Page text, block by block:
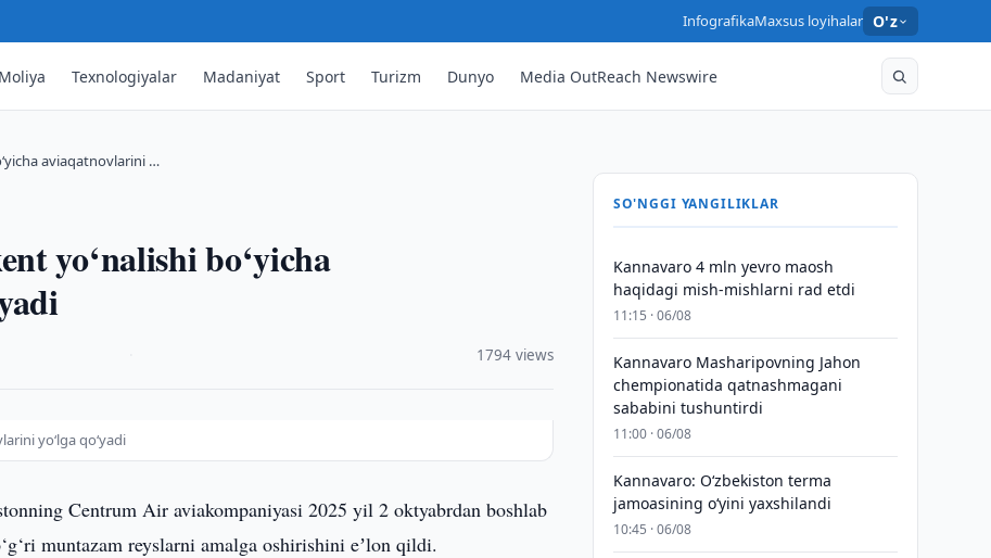
InfografikaMaxsus loyihalar O'z
Moliya Texnologiyalar Madaniyat Sport Turizm Dunyo Media OutReach Newswire
aviaqatnovlarini …
yo‘nalishi bo‘yicha
1794 views
yo‘lga qo‘yadi
Centrum Air aviakompaniyasi 2025 yil 2 oktyabrdan boshlab
muntazam reyslarni amalga oshirishini eʼlon qildi.
SO'NGGI YANGILIKLAR
Kannavaro 4 mln yevro maosh
haqidagi mish-mishlarni rad etdi
11:15 · 06/08
Kannavaro Masharipovning Jahon
chempionatida qatnashmagani
sababini tushuntirdi
11:00 · 06/08
Kannavaro: O‘zbekiston terma
jamoasining o‘yini yaxshilandi
10:45 · 06/08